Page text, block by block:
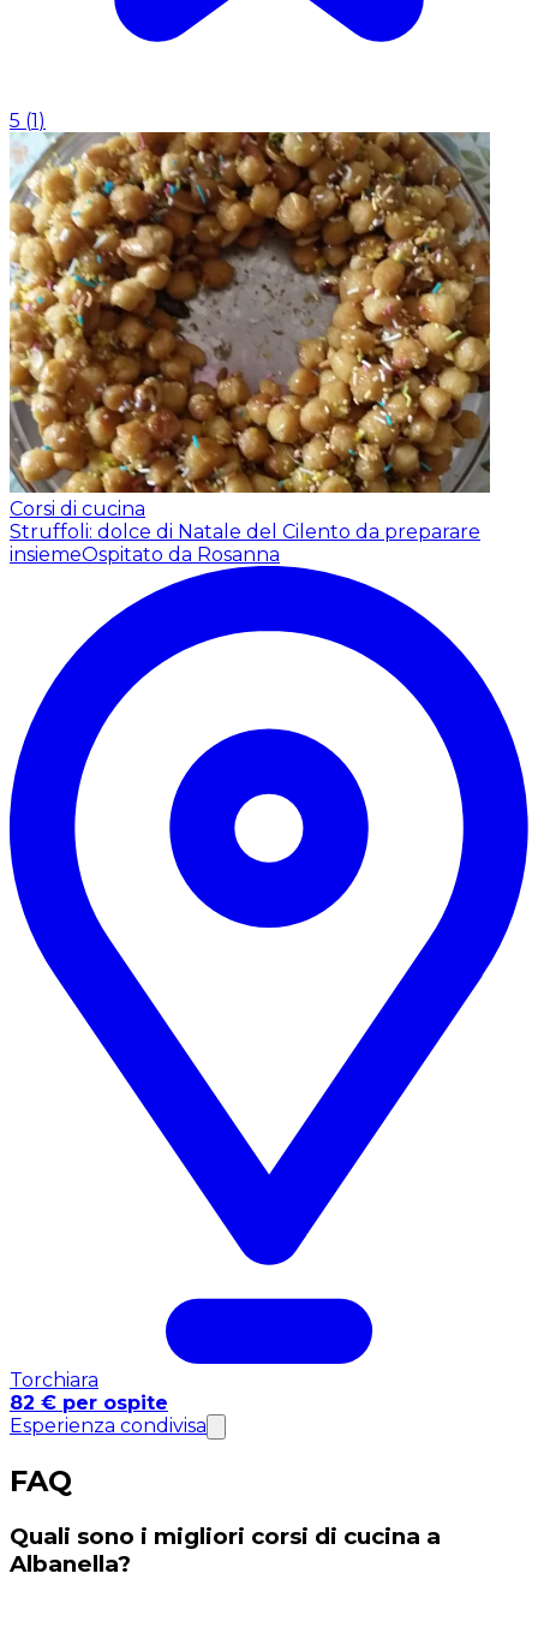
5 (1 )
Corsi di cucina
Struffoli: dolce di Natale del Cilento da preparare
insiemeOspitato da Rosanna
Torchiara
82 € per ospite
Esperienza condivisa
FAQ
Quali sono i migliori corsi di cucina a
Albanella?